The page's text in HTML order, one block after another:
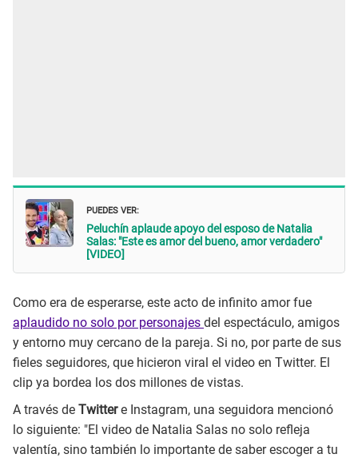
PUEDES VER:
Peluchín aplaude apoyo del esposo de Natalia
Salas: "Este es amor del bueno, amor verdadero"
[VIDEO]
Como era de esperarse, este acto de infinito amor fue
aplaudido no solo por personajes del espectáculo, amigos
y entorno muy cercano de la pareja. Si no, por parte de sus
fieles seguidores, que hicieron viral el video en Twitter. El
clip ya bordea los dos millones de vistas.
A través de Twittere Instagram, una seguidora mencionó
lo siguiente: "El video de Natalia Salas no solo refleja
valentía, sino también lo importante de saber escoger a tu